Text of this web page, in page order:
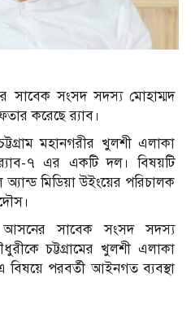
সাবেক সংসদ সদস্য মোহাম্মদ
করেছে র‍্যাব।
মহানগরীর খুলশী এলাকা
৭ এর একটি দল। বিষয়টি
অ্যান্ড মিডিয়া উইংয়ের পরিচালক
আসনের সাবেক সংসদ সদস্য
চট্টগ্রামের খুলশী এলাকা
বিষয়ে পরবর্তী আইনগত ব্যবস্থা